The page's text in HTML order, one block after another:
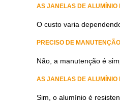
AS JANELAS DE ALUMÍNIO
O custo varia
PRECISO DE
Não, a manutenção é
AS JANELAS DE ALUMÍNIO
Sim, o alumínio é